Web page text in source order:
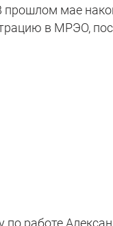
прошлом мае
в МРЭО,
работе